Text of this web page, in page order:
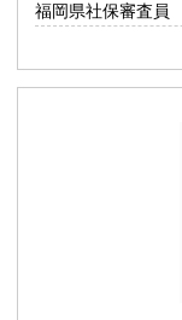
福岡県社保審査員